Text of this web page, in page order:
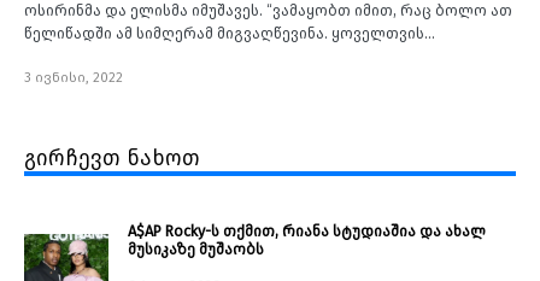
ოსირინმა და ელისმა იმუშავეს. “ვამაყობთ იმით, რაც ბოლო ათ
წელიწადში ამ სიმღერამ მიგვაღწევინა. ყოველთვის…
3 ივნისი, 2022
გირჩევთ ნახოთ
A$AP Rocky-ს თქმით, რიანა სტუდიაშია და ახალ
მუსიკაზე მუშაობს